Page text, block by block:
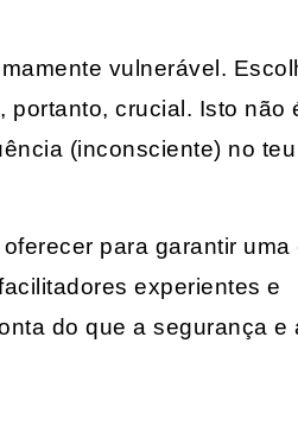
vulnerável.
crucial. Isto não
(inconsciente) no
para garantir uma
experientes e
do que a segurança e